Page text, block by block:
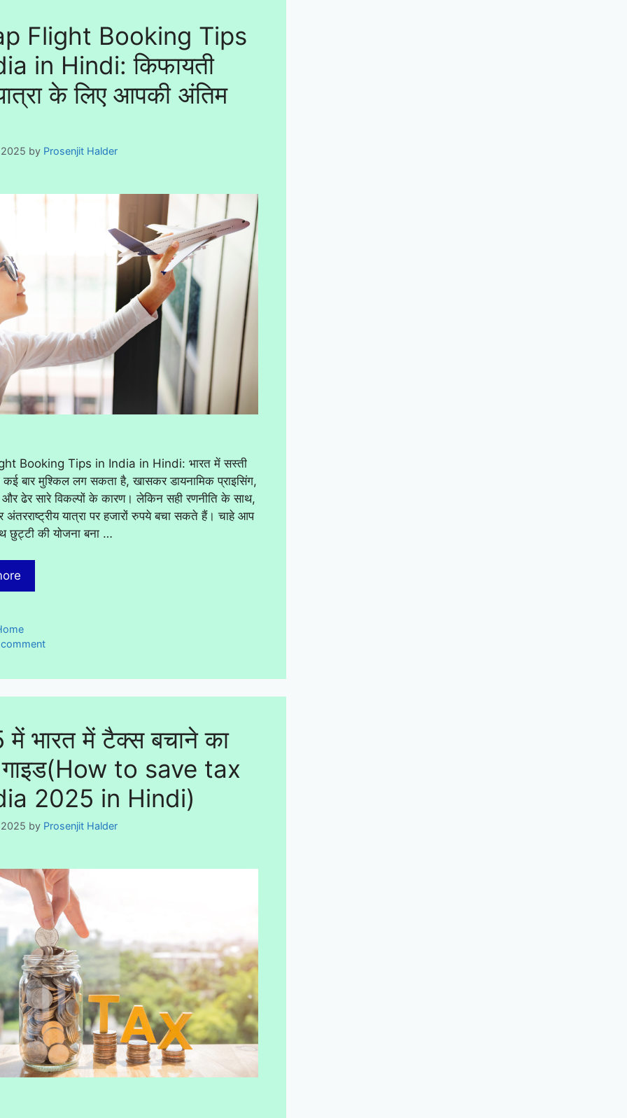
Flight Booking Tips
in Hindi: किफायती
के लिए आपकी अंतिम
by Prosenjit Halder
Booking Tips in India in Hindi: भारत में सस्ती
कई बार मुश्किल लग सकता है, खासकर डायनामिक प्राइसिंग,
ढेर सारे विकल्पों के कारण। लेकिन सही रणनीति के साथ,
यात्रा पर हजारों रुपये बचा सकते हैं। चाहे आप
छुट्टी की योजना बना …
भारत में टैक्स बचाने का
गाइड(How to save tax
2025 in Hindi)
by Prosenjit Halder